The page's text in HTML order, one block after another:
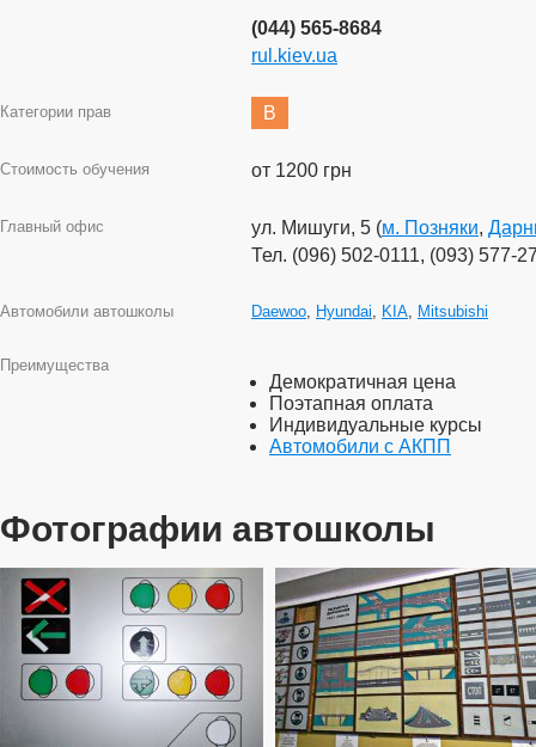
(044) 565-8684
rul.kiev.ua
Категории прав B
Стоимость обучения от 1200 грн
Главный офис ул. Мишуги, 5 (м. Позняки,
Тел. (096) 502-0111, (093) 577-
Автомобили автошколы Daewoo, Hyundai, KIA, Mitsubishi
Преимущества
Демократичная цена
Поэтапная оплата
Индивидуальные курсы
Автомобили с АКПП
Фотографии автошколы